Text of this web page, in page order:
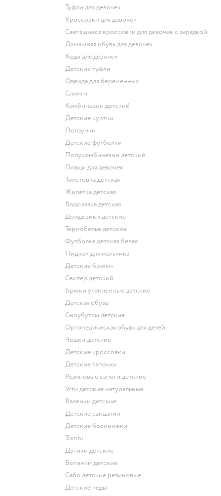
Туфли для девочек
Кроссовки для девочек
Светящиеся кроссовки для девочек с зарядкой
Домашняя обувь для девочек
Кеды для девочек
Детские туфли
Одежда для беременных
Слинги
Комбинезон детский
Детские куртки
Ползунки
Детские футболки
Полукомбинезон детский
Плащи для девочек
Толстовка детская
Жилетка детская
Водолазка детская
Дождевики детские
Термобелье детское
Футболка детская белая
Пиджак для мальчика
Детские брюки
Свитер детский
Брюки утепленные детские
Детская обувь
Сноубутсы детские
Ортопедическая обувь для детей
Чешки детские
Детские кроссовки
Детские тапочки
Резиновые сапоги детские
Угги детские натуральные
Валенки детские
Детские сандалии
Детские босоножки
Tombi
Дутики детские
Ботинки детские
Сабо детские резиновые
Детские кеды